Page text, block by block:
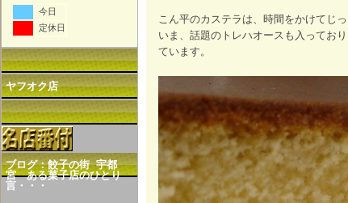
今日
定休日
ヤフオク店
ブログ：餃子の街 宇都
宮 ある菓子店のひとり
言・・・
こん平のカステラは、時間をかけてじ
いま、話題のトレハオースも入ってお
ています。